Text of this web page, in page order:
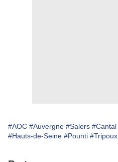
#AOC #Auvergne #Salers #Cantal
#Hauts-de-Seine #Pounti #Tripoux